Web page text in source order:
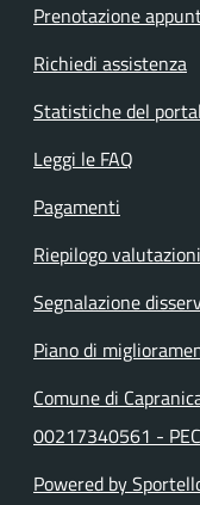
Prenotazione
Richiedi assistenza
Statistiche del
Leggi le FAQ
Pagamenti
Riepilogo valutazioni
Segnalazione
Piano di
Comune di
00217340561 -
Powered by